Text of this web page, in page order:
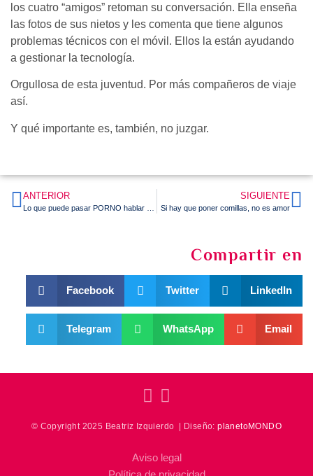
los cuatro “amigos” retoman su conversación. Ella enseña
las fotos de sus nietos y les comenta que tiene algunos
problemas técnicos con el móvil. Ellos la están ayudando
a gestionar la tecnología.
Orgullosa de esta juventud. Por más compañeros de viaje
así.
Y qué importante es, también, no juzgar.
ANTERIOR SIGUIENTE
Si hay que poner comillas, no es amor
Compartir en
Facebook Twitter LinkedIn
Telegram WhatsApp Email
© Copyright 2025 Beatriz Izquierdo | Diseño:planetoMONDO
Aviso legal